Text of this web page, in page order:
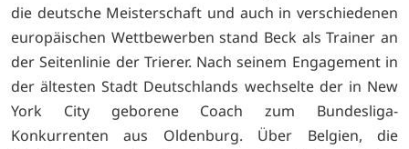
die deutsche Meisterschaft und auch in verschiedenen
europäischen Wettbewerben stand Beck als Trainer an
der Seitenlinie der Trierer. Nach seinem Engagement in
der ältesten Stadt Deutschlands wechselte der in New
York City geborene Coach zum Bundesliga-
Konkurrenten aus Oldenburg. Über Belgien, die